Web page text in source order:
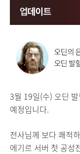
3월 19일(수) 오딘
예정입니다.
전사님께 보다 쾌적
에기르 서버 첫 공성